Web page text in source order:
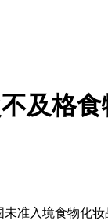
及格
入境食物化妆